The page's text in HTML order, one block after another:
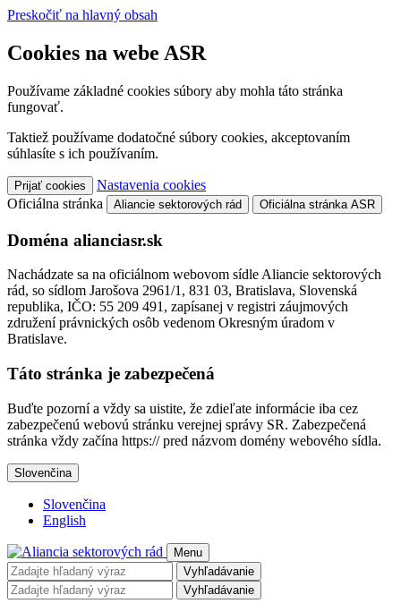
Preskočiť na hlavný obsah
Cookies na webe ASR
Používame základné cookies súbory aby mohla táto stránka
fungovať.
Taktiež používame dodatočné súbory cookies, akceptovaním
súhlasíte s ich používaním.
Prijať cookies
Nastavenia cookies
Oficiálna stránka
Aliancie sektorových rád Oficiálna stránka ASR
Doména alianciasr.sk
Nachádzate sa na oficiálnom webovom sídle Aliancie sektorových
rád, so sídlom Jarošova 2961/1, 831 03, Bratislava, Slovenská
republika, IČO: 55 209 491, zapísanej v registri záujmových
združení právnických osôb vedenom Okresným úradom v
Bratislave.
Táto stránka je zabezpečená
Buďte pozorní a vždy sa uistite, že zdieľate informácie iba cez
zabezpečenú webovú stránku verejnej správy SR. Zabezpečená
stránka vždy začína https:// pred názvom domény webového sídla.
Slovenčina
Slovenčina
English
Menu
Vyhľadávanie
Vyhľadávanie